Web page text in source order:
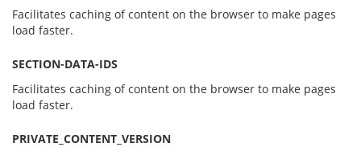
Facilitates caching of content on the browser to make pages
load faster.
SECTION-DATA-IDS
Facilitates caching of content on the browser to make pages
load faster.
PRIVATE_CONTENT_VERSION